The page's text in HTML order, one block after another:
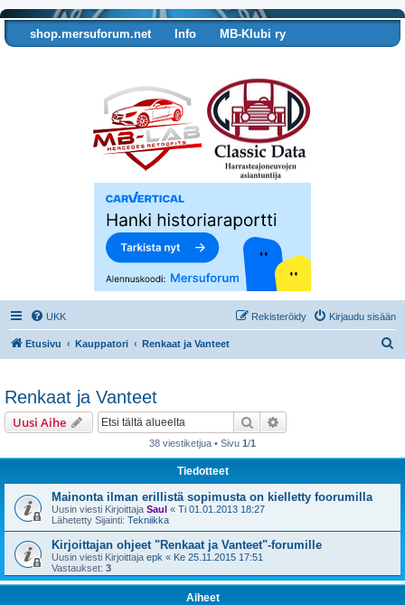
shop.mersuforum.net Info
MB-Klubi ry
UKK Kirjaudu sisään
Rekisteröidy
Etusivu Kauppatori Renkaat ja Vanteet
Renkaat ja Vanteet
Uusi Aihe Etsi
38 viestiketjua • Sivu 1/1
Tiedotteet
Mainonta ilman erillistä sopimusta on kielletty foorumilla
Uusin viesti Kirjoittaja Saul « Ti 01.01.2013 18:27
Lähetetty Sijainti: Tekniikka
Kirjoittajan ohjeet "Renkaat ja Vanteet"-forumille
Uusin viesti Kirjoittaja epk « Ke 25.11.2015 17:51
Vastaukset: 3
Aiheet